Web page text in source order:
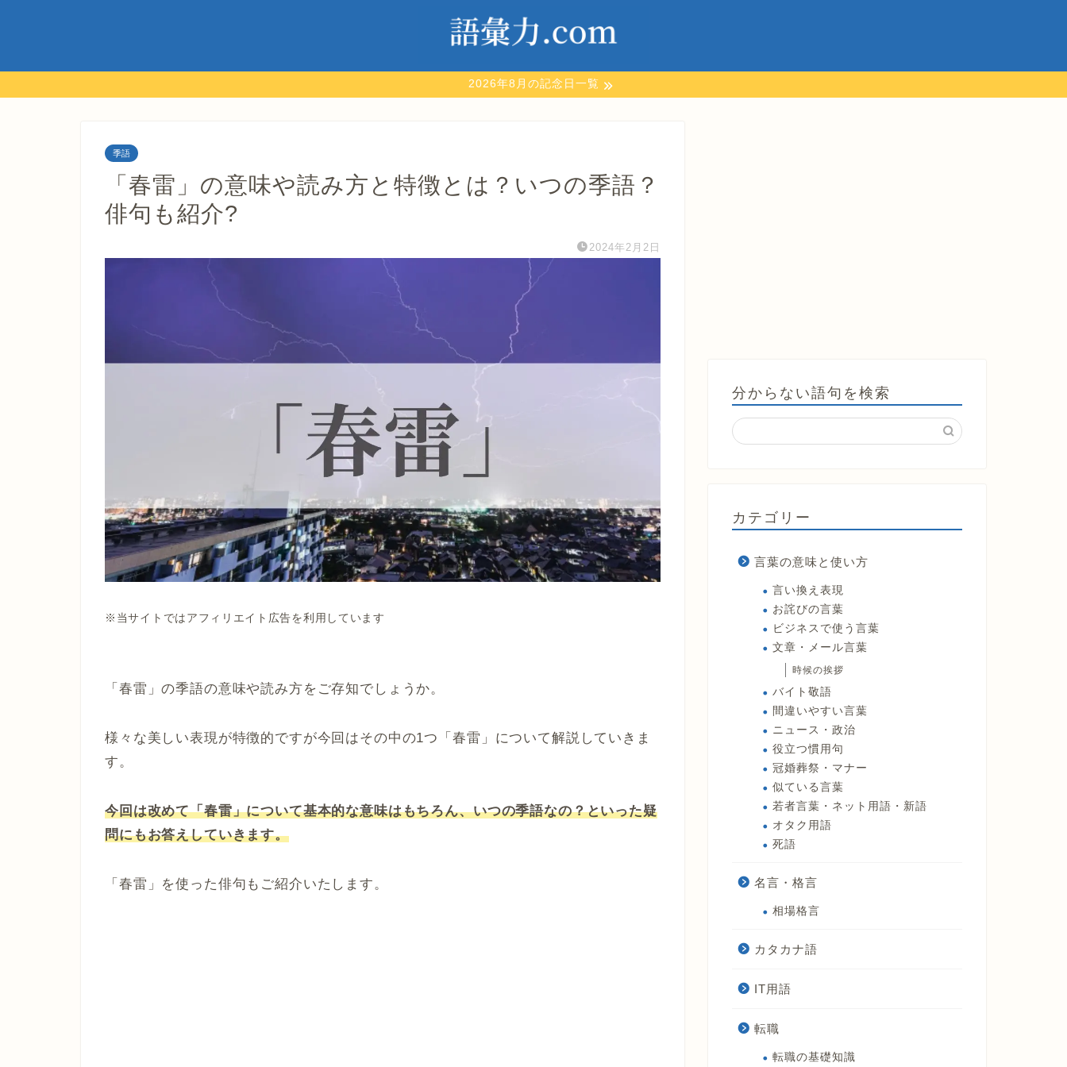
2026年8月の記念日一覧
季語
「春雷」の意味や読み方と特徴とは？いつの季語？
俳句も紹介?
2024年2月2日
※当サイトではアフィリエイト広告を利用しています
「春雷」の季語の意味や読み方をご存知でしょうか。
様々な美しい表現が特徴的ですが今回はその中の1つ「春雷」について解説していきま
す。
今回は改めて「春雷」について基本的な意味はもちろん、いつの季語なの？といった疑
問にもお答えしていきます。
「春雷」を使った俳句もご紹介いたします。
分からない語句を検索
カテゴリー
言葉の意味と使い方
言い換え表現
お詫びの言葉
ビジネスで使う言葉
文章・メール言葉
時候の挨拶
バイト敬語
間違いやすい言葉
ニュース・政治
役立つ慣用句
冠婚葬祭・マナー
似ている言葉
若者言葉・ネット用語・新語
オタク用語
死語
名言・格言
相場格言
カタカナ語
IT用語
転職
転職の基礎知識